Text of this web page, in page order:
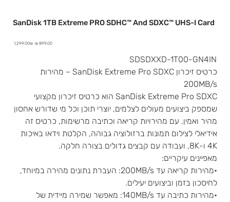
SanDisk 1TB Extreme PRO SDHC™ And SDXC™ UHS-I Card
מחיר
‏1,299.00 ‏₪ מחיר
‏899.00 ‏₪
SDSDXXD-1T00-GN4IN
כרטיס זיכרון SanDisk Extreme Pro SDXC – מהירות
200MB/s
SanDisk Extreme Pro SDXC הוא כרטיס זיכרון מקצועי
שמספק ביצועים מעולים לצלמים, יוצרי תוכן וכל מי שדורש אחסון
מהיר ואמין. עם מהירויות קריאה וכתיבה מרשימות, כרטיס זה
אידיאלי לצילום תמונות ברזולוציה גבוהה, הקלטת וידאו באיכות
4K ו-8K, ועבודה עם קבצים גדולים בצורה חלקה.
מאפיינים עיקריים:
•מהירות קריאה עד 200MB/s: העברת נתונים מהירה במיוחד,
לחיסכון בזמן וביצועים יעילים.
•מהירות כתיבה עד 140MB/s: מאפשר שמירה מיידית של